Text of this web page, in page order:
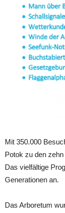
Mit 350.000
Potok zu den
Das vielfältige
Generationen an.
Das Arboretum